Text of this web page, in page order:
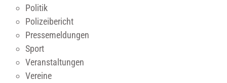
Politik
Polizeibericht
Pressemeldungen
Sport
Veranstaltungen
Vereine